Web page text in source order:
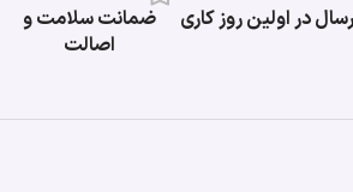
در اولین روز کاری
ضمانت سلامت و
اصالت